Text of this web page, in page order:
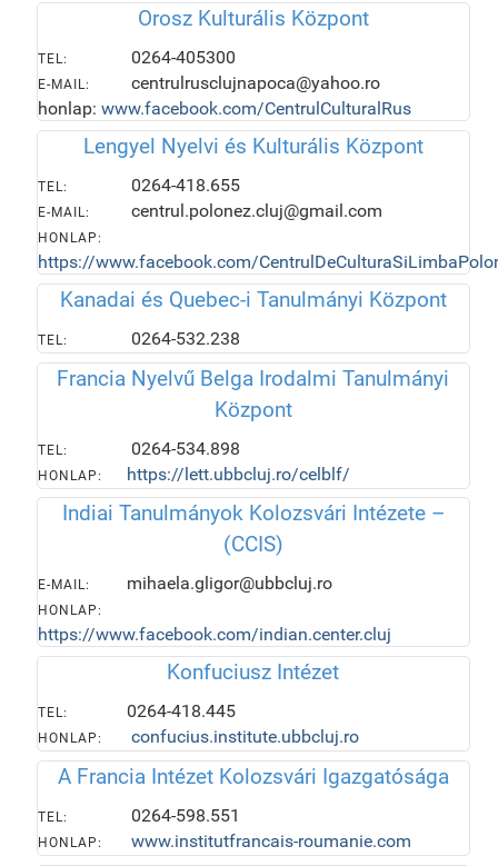
Orosz Kulturális Központ
TEL: 0264-405300
E-MAIL:
centrulrusclujnapoca@yahoo.ro
honlap: www.facebook.com/CentrulCulturalRus
Lengyel Nyelvi és Kulturális Központ
TEL: 0264-418.655
E-MAIL: centrul.polonez.cluj@gmail.com
HONLAP:
https://www.facebook.com/
Kanadai és Quebec-i Tanulmányi Központ
TEL: 0264-532.238
Francia Nyelvű Belga Irodalmi Tanulmányi
Központ
TEL: 0264-534.898
HONLAP: https://lett.ubbcluj.ro/celblf/
Indiai Tanulmányok Kolozsvári Intézete –
(CCIS)
E-MAIL: mihaela.gligor@ubbcluj.ro
HONLAP:
https://www.facebook.com/indian.center.cluj
Konfuciusz Intézet
TEL: 0264-418.445
HONLAP: confucius.institute.ubbcluj.ro
A Francia Intézet Kolozsvári Igazgatósága
TEL: 0264-598.551
HONLAP: www.institutfrancais-roumanie.com